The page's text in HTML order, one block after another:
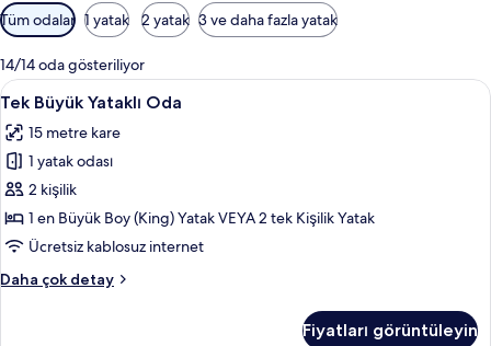
Odalar
için
mevcut
filtreler
Tüm odalar 1 yatak 2 yatak 3 ve daha fazla yatak
14/14 oda gösteriliyor
Tek
Büyük
Yataklı
Oda
için
tüm
fotoğrafları
Ses yalıtımı, ücretsiz kablosuz İnternet
7
Tek Büyük Yataklı Oda
15 metre kare
1 yatak odası
2 kişilik
1 en Büyük Boy (King) Yatak VEYA 2 tek Kişilik Yatak
Ücretsiz kablosuz internet
Daha çok detay
Tek
Fiyatları görüntüleyin